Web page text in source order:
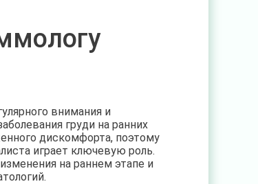
внимания и
груди на ранних
дискомфорта, поэтому
играет ключевую роль.
на раннем этапе и